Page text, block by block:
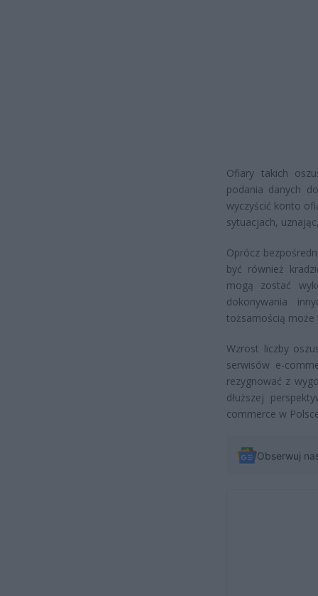
Ofiary takich
podania danych
wyczyścić konto
sytuacjach,
Oprócz
być również
mogą zostać
dokonywania
tożsamością może
Wzrost liczby
serwisów e-
rezygnować z
dłuższej
commerce w
Obserwuj